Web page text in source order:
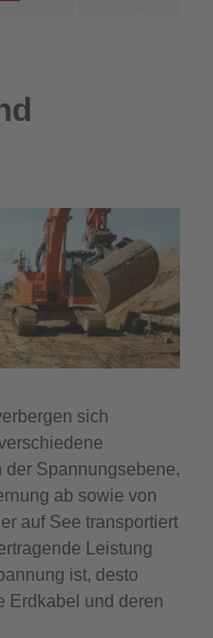
sich
der Spannungsebene,
ab sowie von
auf See transportiert
Leistung
ist, desto
Erdkabel und deren